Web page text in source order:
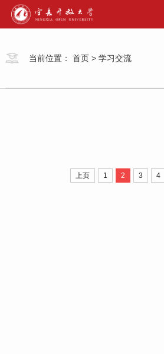
当前位置： 首页> 学习交流
上页 1 2 3 4